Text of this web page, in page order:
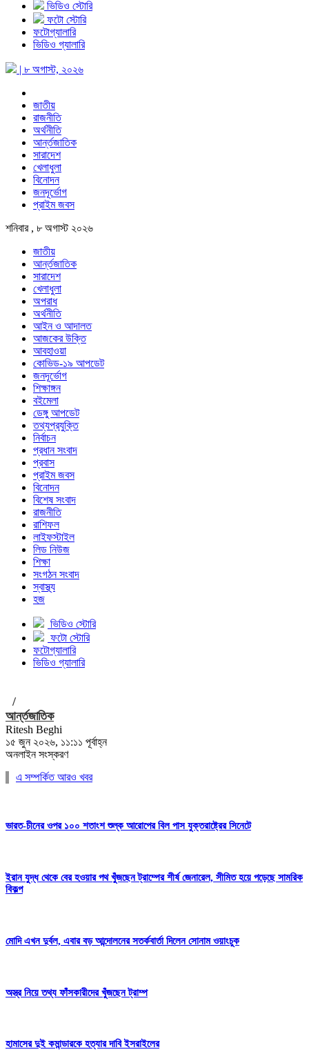
ভিডিও স্টোরি
ফটো স্টোরি
ফটোগ্যালারি
ভিডিও গ্যালারি
| ৮ অগাস্ট, ২০২৬
জাতীয়
রাজনীতি
অর্থনীতি
আর্ন্তজাতিক
সারাদেশ
খেলাধুলা
বিনোদন
জনদূর্ভোগ
প্রাইম জবস
শনিবার , ৮ অগাস্ট ২০২৬
জাতীয়
আর্ন্তজাতিক
সারাদেশ
খেলাধুলা
অপরাধ
অর্থনীতি
আইন ও আদালত
আজকের উক্তি
আবহাওয়া
কোভিড-১৯ আপডেট
জনদূর্ভোগ
শিক্ষাঙ্গন
বইমেলা
ডেঙ্গু আপডেট
তথ্যপ্রযুক্তি
নির্বাচন
প্রধান সংবাদ
প্রবাস
প্রাইম জবস
বিনোদন
বিশেষ সংবাদ
রাজনীতি
রাশিফল
লাইফস্টাইল
লিড নিউজ
শিক্ষা
সংগঠন সংবাদ
স্বাস্থ্য
হজ
ভিডিও স্টোরি
ফটো স্টোরি
ফটোগ্যালারি
ভিডিও গ্যালারি
/
আর্ন্তজাতিক
Ritesh Beghi
১৫ জুন ২০২৬, ১১:১১ পূর্বাহ্ন
অনলাইন সংস্করণ
এ সম্পর্কিত আরও খবর
ভারত-চীনের ওপর ১০০ শতাংশ শুল্ক আরোপের বিল পাস যুক্তরাষ্ট্রের সিনেটে
ইরান যুদ্ধ থেকে বের হওয়ার পথ খুঁজছেন ট্রাম্পের শীর্ষ জেনারেল, সীমিত হয়ে পড়েছে সামরিক
বিকল্প
মোদি এখন দুর্বল, এবার বড় আন্দোলনের সতর্কবার্তা দিলেন সোনাম ওয়াংচুক
অস্ত্র নিয়ে তথ্য ফাঁসকারীদের খুঁজছেন ট্রাম্প
হামাসের দুই কমান্ডারকে হত্যার দাবি ইসরাইলের